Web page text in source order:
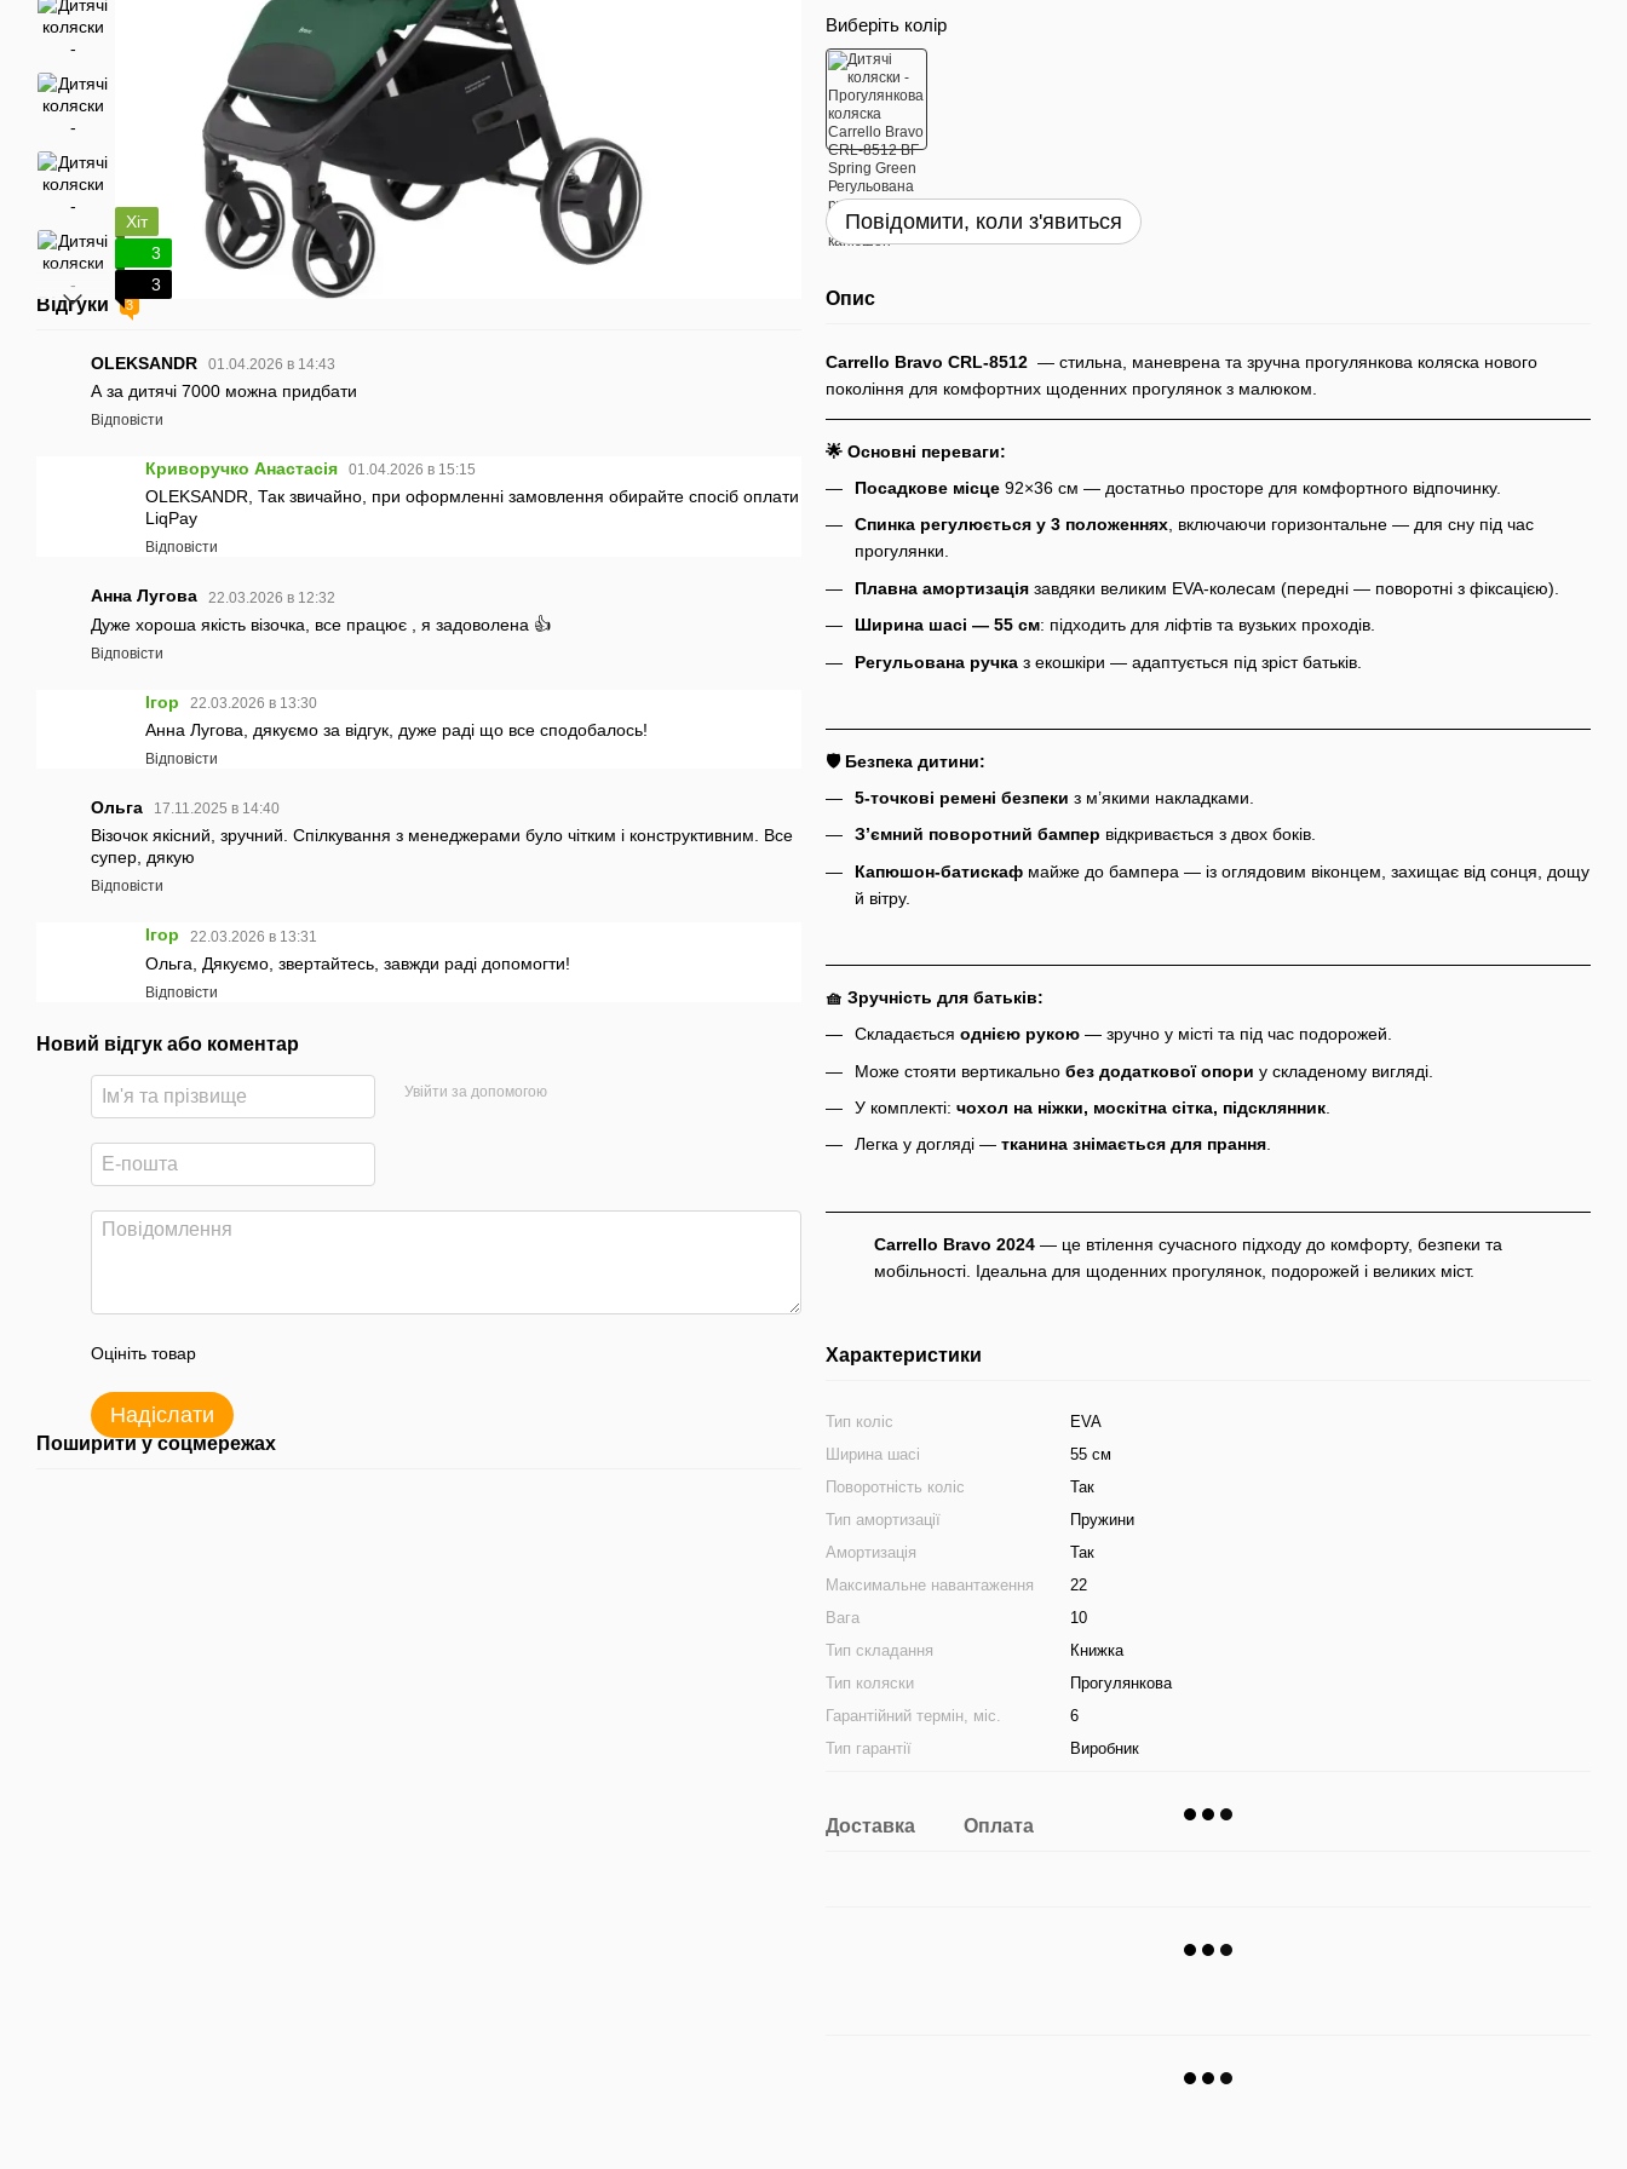
Хіт
3
3
Відгуки 3
OLEKSANDR 01.04.2026 в 14:43
А за дитячі 7000 можна придбати
Відповісти
Криворучко Анастасія 01.04.2026 в 15:15
OLEKSANDR, Так звичайно, при оформленні замовлення обирайте спосіб оплати
LiqPay
Відповісти
Анна Лугова 22.03.2026 в 12:32
Дуже хороша якість візочка, все працює , я задоволена 👍
Відповісти
Ігор 22.03.2026 в 13:30
Анна Лугова, дякуємо за відгук, дуже раді що все сподобалось!
Відповісти
Ольга 17.11.2025 в 14:40
Візочок якісний, зручний. Спілкування з менеджерами було чітким і конструктивним. Все
супер, дякую
Відповісти
Ігор 22.03.2026 в 13:31
Ольга, Дякуємо, звертайтесь, завжди раді допомогти!
Відповісти
Новий відгук або коментар
Увійти за допомогою
Оцініть товар
Надіслати
Поширити у соцмережах
Виберіть колір
Повідомити, коли з'явиться
Опис
Carrello Bravo CRL-8512 — стильна, маневрена та зручна прогулянкова коляска нового
покоління для комфортних щоденних прогулянок з малюком.
🌟 Основні переваги:
Посадкове місце 92×36 см — достатньо просторе для комфортного відпочинку.
Спинка регулюється у 3 положеннях, включаючи горизонтальне — для сну під час
прогулянки.
Плавна амортизація завдяки великим EVA-колесам (передні — поворотні з фіксацією).
Ширина шасі — 55 см: підходить для ліфтів та вузьких проходів.
Регульована ручка з екошкіри — адаптується під зріст батьків.
🛡 Безпека дитини:
5-точкові ремені безпеки з м’якими накладками.
З’ємний поворотний бампер відкривається з двох боків.
Капюшон-батискаф майже до бампера — із оглядовим віконцем, захищає від сонця, дощу
й вітру.
🧺 Зручність для батьків:
Складається однією рукою — зручно у місті та під час подорожей.
Може стояти вертикально без додаткової опори у складеному вигляді.
У комплекті: чохол на ніжки, москітна сітка, підсклянник
Легка у догляді — тканина знімається для прання.
Carrello Bravo 2024 — це втілення сучасного підходу до комфорту, безпеки та
мобільності. Ідеальна для щоденних прогулянок, подорожей і великих міст.
Характеристики
Тип коліс
EVA
Ширина шасі
55 см
Поворотність коліс
Так
Тип амортизації
Пружини
Амортизація
Так
Максимальне навантаження
22
Вага
10
Тип складання
Книжка
Тип коляски
Прогулянкова
Гарантійний термін, міс.
6
Тип гарантії
Виробник
Доставка Оплата